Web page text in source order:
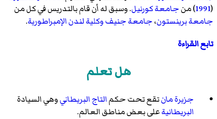
(
1991) منجامعة كورنيل. وسبق له أن قام بالتدريس في كل من
جامعة برينستون،جامعة جنيفوكلية لندن الإمبراطورية.
تابع القراءة
هل تعلم
جزيرة مانتقع تحت حكمالتاج البريطانيوهي السيادة
البريطانيةعلى بعض مناطق العالم.